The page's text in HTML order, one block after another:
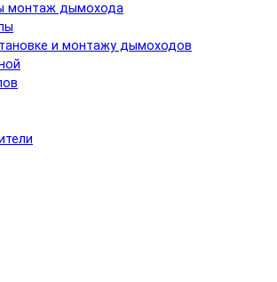
монтаж дымохода
и монтажу дымоходов